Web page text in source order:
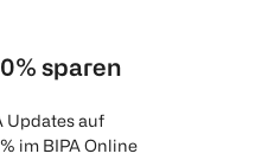
sparen
Updates auf
im BIPA Online